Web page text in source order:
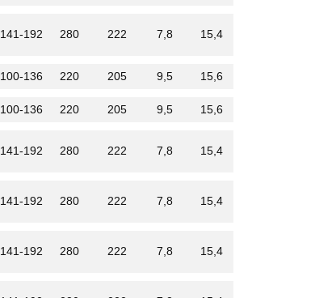
141-192 280 222 7,8 15,4
100-136 220 205 9,5 15,6
100-136 220 205 9,5 15,6
141-192 280 222 7,8 15,4
141-192 280 222 7,8 15,4
141-192 280 222 7,8 15,4